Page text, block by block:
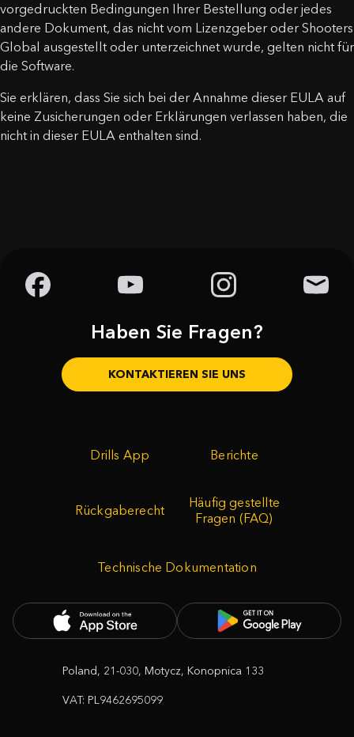
vorgedruckten Bedingungen Ihrer Bestellung oder jedes
andere Dokument, das nicht vom Lizenzgeber oder Shooters
Global ausgestellt oder unterzeichnet wurde, gelten nicht für
die Software.
Sie erklären, dass Sie sich bei der Annahme dieser EULA auf
keine Zusicherungen oder Erklärungen verlassen haben, die
nicht in dieser EULA enthalten sind.
Haben Sie Fragen?
KONTAKTIEREN SIE UNS
Drills App Berichte
Rückgaberecht
Häufig gestellte
Fragen (FAQ)
Technische Dokumentation
Poland, 21-030, Motycz, Konopnica 133
VAT: PL9462695099